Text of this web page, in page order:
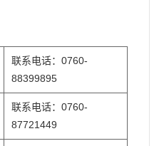
联系电话：0760-
88399895
联系电话：0760-
87721449